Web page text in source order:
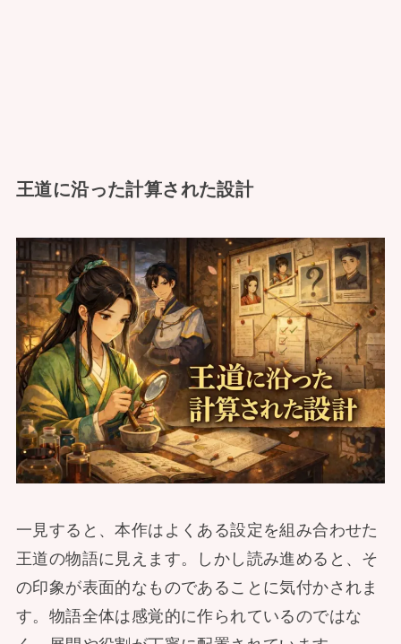
王道に沿った計算された設計
一見すると、本作はよくある設定を組み合わせた
王道の物語に見えます。しかし読み進めると、そ
の印象が表面的なものであることに気付かされま
す。物語全体は感覚的に作られているのではな